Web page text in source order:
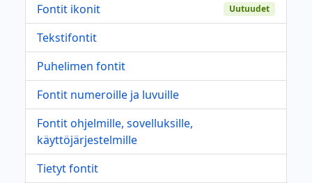
Fontit ikonit Uutuudet
Tekstifontit
Puhelimen fontit
Fontit numeroille ja luvuille
Fontit ohjelmille, sovelluksille,
käyttöjärjestelmille
Tietyt fontit